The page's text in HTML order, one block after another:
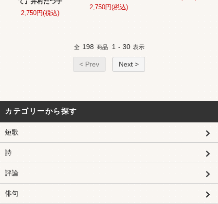
2,750円(税込)
2,750円(税込)
全 198 商品 1 - 30 表示
< Prev Next >
カテゴリーから探す
短歌
詩
評論
俳句